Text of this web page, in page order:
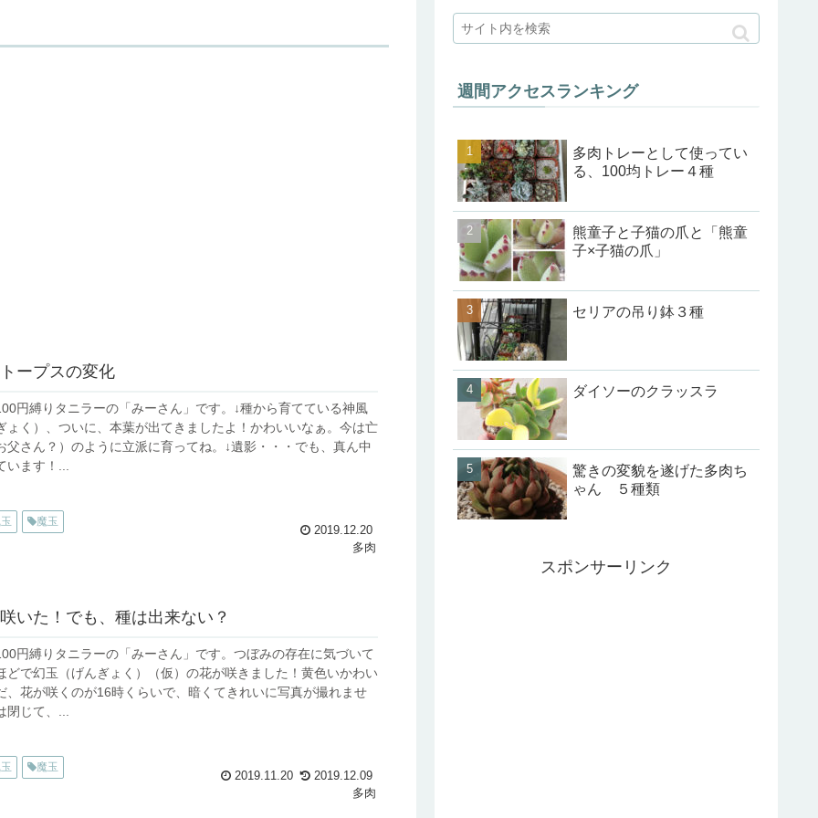
ープスの変化
円縛りタニラーの「みーさん」です。↓種から育てている神風
ょく）、ついに、本葉が出てきましたよ！かわいいなぁ。今は亡
父さん？）のように立派に育ってね。↓遺影・・・でも、真ん中
ます！...
2019.12.20
多肉
魔玉
いた！でも、種は出来ない？
円縛りタニラーの「みーさん」です。つぼみの存在に気づいて
どで幻玉（げんぎょく）（仮）の花が咲きました！黄色いかわい
、花が咲くのが16時くらいで、暗くてきれいに写真が撮れませ
閉じて、...
2019.11.20
2019.12.09
多肉
魔玉
週間アクセスランキング
多肉トレーとして使ってい
る、100均トレー４種
熊童子と子猫の爪と「熊童
子×子猫の爪」
セリアの吊り鉢３種
ダイソーのクラッスラ
驚きの変貌を遂げた多肉ち
ゃん ５種類
スポンサーリンク